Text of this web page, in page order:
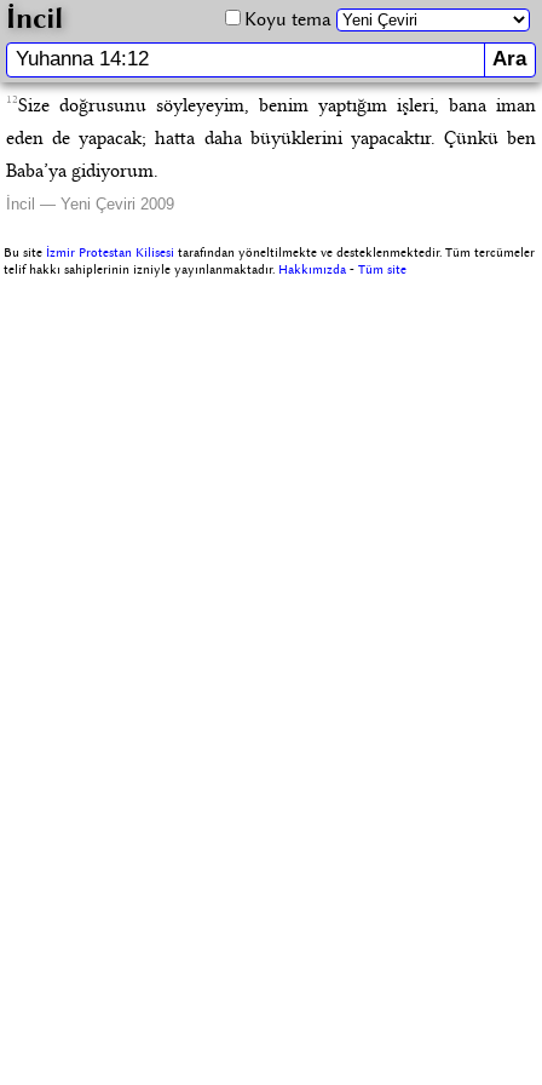
İncil Koyu tema
12Size doğrusunu söyleyeyim, benim yaptığım işleri, bana iman
eden de yapacak; hatta daha büyüklerini yapacaktır. Çünkü ben
Baba’ya gidiyorum.
İncil — Yeni Çeviri 2009
Bu site İzmir Protestan Kilisesi tarafından yöneltilmekte ve desteklenmektedir. Tüm tercümeler
telif hakkı sahiplerinin izniyle yayınlanmaktadır. Hakkımızda -Tüm site